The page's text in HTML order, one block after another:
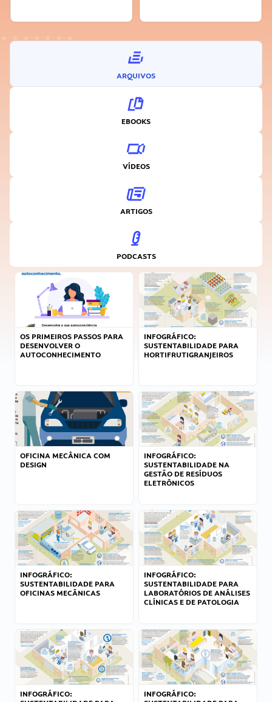
ARQUIVOS
EBOOKS
VÍDEOS
ARTIGOS
PODCASTS
OS PRIMEIROS PASSOS PARA
DESENVOLVER O
AUTOCONHECIMENTO
INFOGRÁFICO:
SUSTENTABILIDADE PARA
HORTIFRUTIGRANJEIROS
OFICINA MECÂNICA COM
DESIGN
INFOGRÁFICO:
SUSTENTABILIDADE NA
GESTÃO DE RESÍDUOS
ELETRÔNICOS
INFOGRÁFICO:
SUSTENTABILIDADE PARA
OFICINAS MECÂNICAS
INFOGRÁFICO:
SUSTENTABILIDADE PARA
LABORATÓRIOS DE ANÁLISES
CLÍNICAS E DE PATOLOGIA
INFOGRÁFICO:
INFOGRÁFICO: